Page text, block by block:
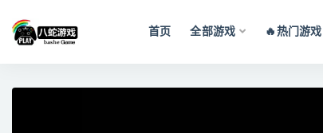
首页 全部游戏 🔥热门游戏